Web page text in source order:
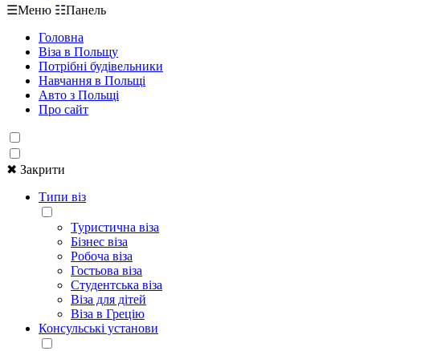
☰Меню ☷Панель
Головна
Віза в Польщу
Потрібні будівельники
Навчання в Польщі
Авто з Польщі
Про сайт
✖ Закрити
Типи віз
Туристична віза
Бізнес віза
Робоча віза
Гостьова віза
Студентська віза
Віза для дітей
Віза в Грецію
Консульські установи